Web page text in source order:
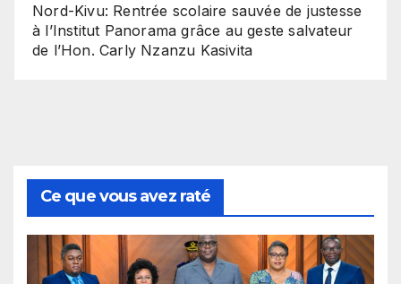
Nord-Kivu: Rentrée scolaire sauvée de justesse
à l’Institut Panorama grâce au geste salvateur
de l’Hon. Carly Nzanzu Kasivita
Ce que vous avez raté